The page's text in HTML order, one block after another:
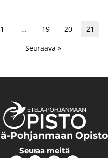
1 … 19 20 21
Seuraava »
Pohjanmaan Opisto
Seuraa meitä